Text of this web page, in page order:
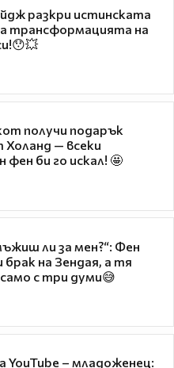
разкри истинската
трансформацията на
получи подарък
— всеки
би го искал! 🤩
ли за мен?“: Фен
на Зендая, а тя
с три думи😅
YouTube – младоженец: